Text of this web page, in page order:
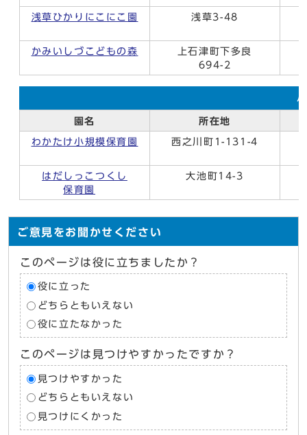
浅草ひかりにこにこ園 浅草3-48
かみいしづこどもの森
上石津町下多良
694-2
園名 所在地
わかたけ小規模保育園 西之川町1-131-4
はだしっこつくし
保育園
大池町14-3
ご意見をお聞かせください
このページは役に立ちましたか？
役に立った
どちらともいえない
役に立たなかった
このページは見つけやすかったですか？
見つけやすかった
どちらともいえない
見つけにくかった